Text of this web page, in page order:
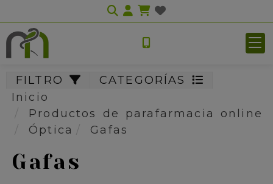
Identifícate
FILTRO
CATEGORÍAS
Inicio
Productos de parafarmacia online
Óptica
Gafas
Gafas